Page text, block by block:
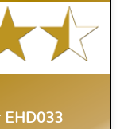
EHD033